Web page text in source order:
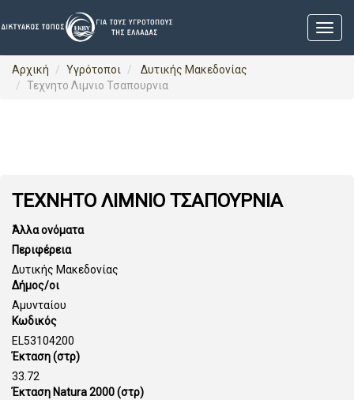
Αρχική Υγρότοποι
Δυτικής Μακεδονίας
Τεχνητο Λιμνιο Τσαπουρνια
ΤΕΧΝΗΤΟ ΛΙΜΝΙΟ ΤΣΑΠΟΥΡΝΙΑ
Άλλα ονόματα
Περιφέρεια
Δυτικής Μακεδονίας
Δήμος/οι
Αμυνταίου
Κωδικός
EL53104200
Έκταση (στρ)
33.72
Έκταση Natura 2000 (στρ)